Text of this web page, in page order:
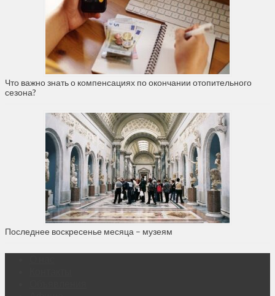
Что важно знать о компенсациях по окончании отопительного
сезона?
Последнее воскресенье месяца – музеям